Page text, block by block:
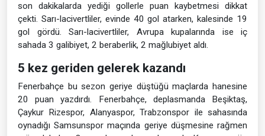
son dakikalarda yediği gollerle puan kaybetmesi dikkat
çekti. Sarı-lacivertliler, evinde 40 gol atarken, kalesinde 19
gol gördü. Sarı-lacivertliler, Avrupa kupalarında ise iç
sahada 3 galibiyet, 2 beraberlik, 2 mağlubiyet aldı.
5 kez geriden gelerek kazandı
Fenerbahçe bu sezon geriye düştüğü maçlarda hanesine
20 puan yazdırdı. Fenerbahçe, deplasmanda Beşiktaş,
Çaykur Rizespor, Alanyaspor, Trabzonspor ile sahasında
oynadığı Samsunspor maçında geriye düşmesine rağmen